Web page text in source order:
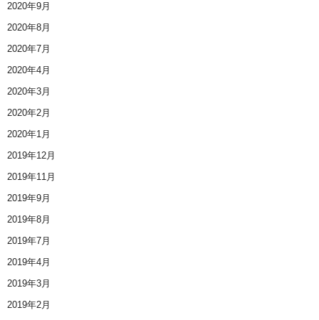
2020年9月
2020年8月
2020年7月
2020年4月
2020年3月
2020年2月
2020年1月
2019年12月
2019年11月
2019年9月
2019年8月
2019年7月
2019年4月
2019年3月
2019年2月